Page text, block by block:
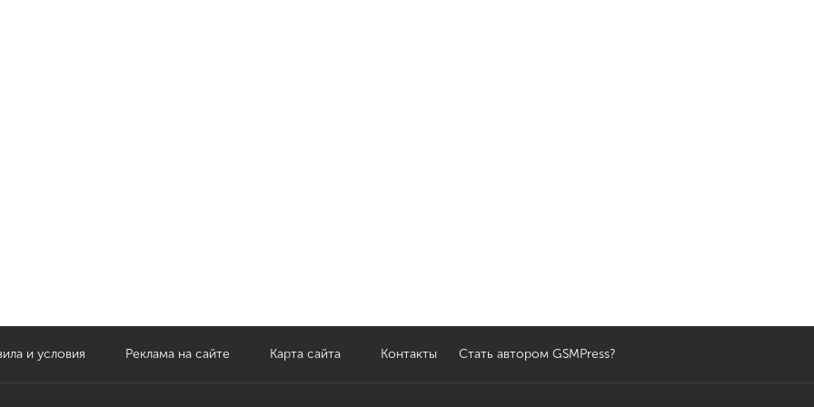
и условия Реклама на сайте Карта сайта Контакты Стать автором GSMPress?